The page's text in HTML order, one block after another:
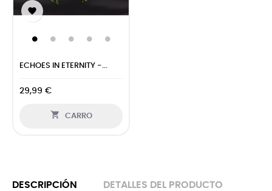

ECHOES IN ETERNITY -...
29,99 €
 CARRO
DESCRIPCIÓN DETALLES DEL PRODUCTO